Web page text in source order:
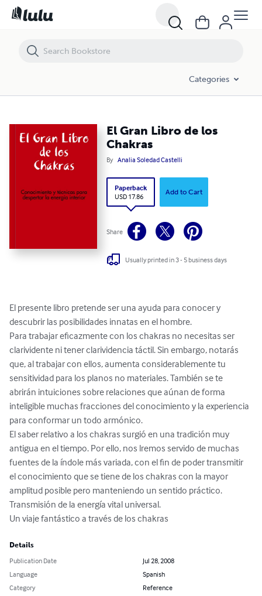
Categories
El Gran Libro de los
Chakras
By Analia Soledad Castelli
Paperback
USD 17.86
Add to Cart
Share
Usually printed in 3 - 5 business days
El presente libro pretende ser una ayuda para conocer y
descubrir las posibilidades innatas en el hombre.
Para trabajar eficazmente con los chakras no necesitas ser
clarividente ni tener clarividencia táctil. Sin embargo, notarás
que, al trabajar con ellos, aumenta considerablemente tu
sensitividad para los planos no materiales. También se te
abrirán intuiciones sobre relaciones que aúnan de forma
inteligible muchas fracciones del conocimiento y la experiencia
para conformar un todo armónico.
El saber relativo a los chakras surgió en una tradición muy
antigua en el tiempo. Por ello, nos lremos servido de muchas
fuentes de la índole más variada, con el fin de poder transmitir
el conocimiento que se tiene de los chakras con la mayor
amplitud posible pero manteniendo un sentido práctico.
Transmisión de la energía vital universal.
Un viaje fantástico a través de los chakras
Details
Publication Date
Jul 28, 2008
Language
Spanish
Category
Reference
El Gran Libro de los Chakras